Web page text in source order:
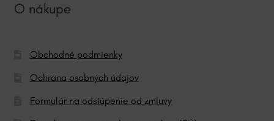
O nákupe
Obchodné podmienky
Ochrana osobných údajov
Formulár na odstúpenie od zmluvy